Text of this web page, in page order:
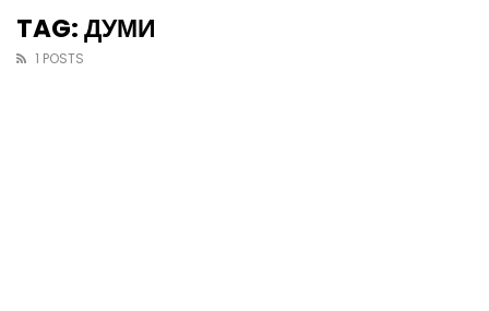
TAG: ДУМИ
1 POSTS